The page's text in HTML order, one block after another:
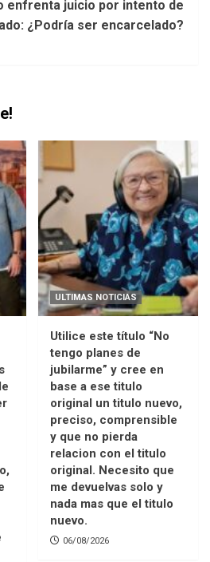
enfrenta juicio por intento de
¿Podría ser encarcelado?
ULTIMAS NOTICIAS
Utilice este título “No
tengo planes de
jubilarme” y cree en
base a ese titulo
original un titulo nuevo,
preciso, comprensible
y que no pierda
relacion con el titulo
original. Necesito que
me devuelvas solo y
nada mas que el titulo
nuevo.
06/08/2026